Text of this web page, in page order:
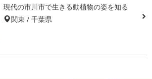
現代の市川市で生きる動植物の姿を知る
関東 / 千葉県